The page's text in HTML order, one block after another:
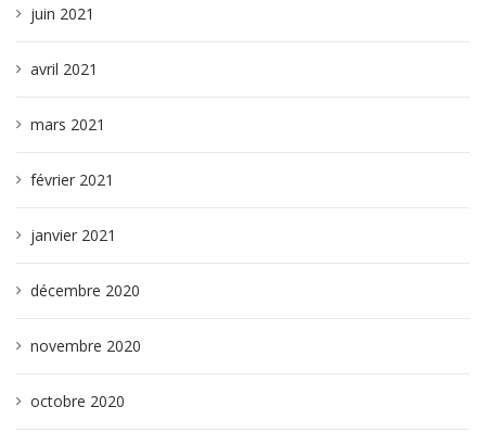
juin 2021
avril 2021
mars 2021
février 2021
janvier 2021
décembre 2020
novembre 2020
octobre 2020